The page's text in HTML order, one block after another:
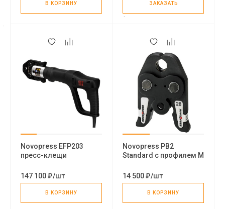
В КОРЗИНУ ЗАКАЗАТЬ
Novopress ЕFP203
пресс-клещи
147 100 ₽/шт
В КОРЗИНУ
Novopress PB2
Standard с профилем М
14 500 ₽/шт
В КОРЗИНУ